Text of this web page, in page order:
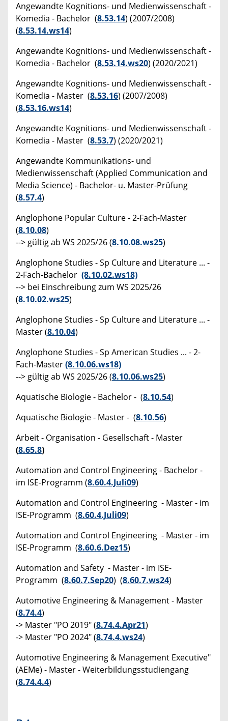
Angewandte Kognitions- und Medienwissenschaft -
Komedia - Bachelor (8.53.14) (2007/2008)
(8.53.14.ws14)
Angewandte Kognitions- und Medienwissenschaft -
Komedia - Bachelor (8.53.14.ws20) (2020/2021)
Angewandte Kognitions- und Medienwissenschaft -
Komedia - Master (8.53.16) (2007/2008)
(8.53.16.ws14)
Angewandte Kognitions- und Medienwissenschaft -
Komedia - Master (8.53.7) (2020/2021)
Angewandte Kommunikations- und
Medienwissenschaft (Applied Communication and
Media Science) - Bachelor- u. Master-Prüfung
(8.57.4)
Anglophone Popular Culture - 2-Fach-Master
(8.10.08)
--> gültig ab WS 2025/26 (8.10.08.ws25)
Anglophone Studies - Sp Culture and Literature ... -
2-Fach-Bachelor (8.10.02.ws18)
--> bei Einschreibung zum WS 2025/26
(8.10.02.ws25)
Anglophone Studies - Sp Culture and Literature ... -
Master (8.10.04)
Anglophone Studies - Sp American Studies ... - 2-
Fach-Master(8.10.06.ws18)
--> gültig ab WS 2025/26 (8.10.06.ws25)
Aquatische Biologie - Bachelor - (8.10.54)
Aquatische Biologie - Master - (8.10.56)
Arbeit - Organisation - Gesellschaft - Master
(8.65.8)
Automation and Control Engineering - Bachelor -
im ISE-Programm (8.60.4.Juli09)
Automation and Control Engineering - Master - im
ISE-Programm (8.60.4.Juli09)
Automation and Control Engineering - Master - im
ISE-Programm (8.60.6.Dez15)
Automation and Safety - Master - im ISE-
Programm (8.60.7.Sep20) (8.60.7.ws24)
Automotive Engineering & Management - Master
(8.74.4)
-> Master "PO 2019" (8.74.4.Apr21)
-> Master "PO 2024" (8.74.4.ws24)
Automotive Engineering & Management Executive"
(AEMe) - Master - Weiterbildungsstudiengang
(8.74.4.4)